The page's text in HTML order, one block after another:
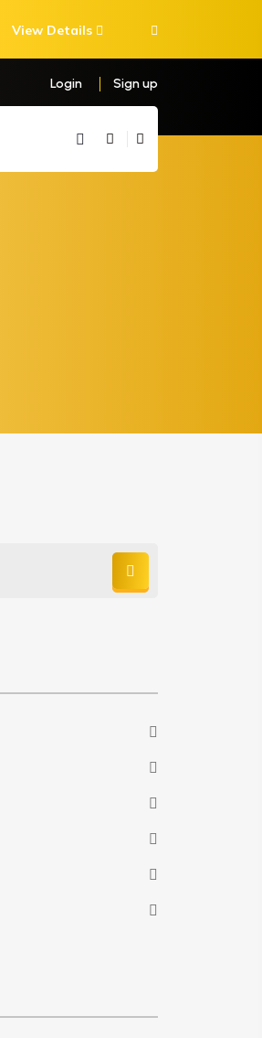
View Details
Login Sign up